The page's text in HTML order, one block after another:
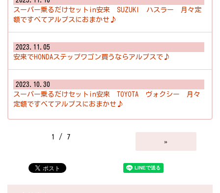
スーパー乗るだけセットin安来 SUZUKI ハスラー 月々定
額ですべてアルプスにおまかせ♪
2023.11.05
安来でHONDAステップワゴン買うならアルプスで♪
2023.10.30
スーパー乗るだけセットin安来 TOYOTA ヴォクシー 月々
定額ですべてアルプスにおまかせ♪
1 / 7
»